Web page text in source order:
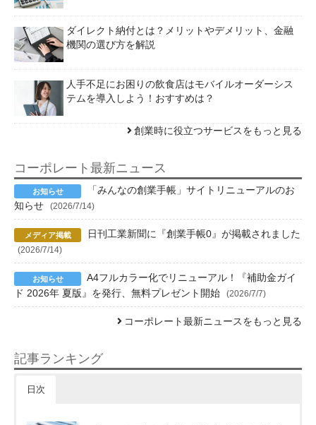
ダイレクト納付とは？メリットやデメリット、金融
機関の選び方を解説
人手不足にお困りの飲食店はモバイルオーダーシス
テムを導入しよう！おすすめは？
創業時に役立つサービスをもっと見る
コーポレート最新ニュース
「みんなの創業手帳」サイトリニューアルのお
知らせ
(2026/7/14)
日刊工業新聞に『創業手帳0』が掲載されました
(2026/7/14)
A4フルカラー化でリニューアル！『補助金ガイ
ド 2026年 夏版』を発行、無料プレゼント開始
(2026/7/7)
コーポレート最新ニュースをもっと見る
記事ランキング
日次